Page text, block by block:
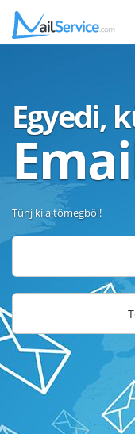
Egyedi,
Tűnj ki a tömegből!